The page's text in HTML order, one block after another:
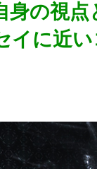
身の視点
イに近